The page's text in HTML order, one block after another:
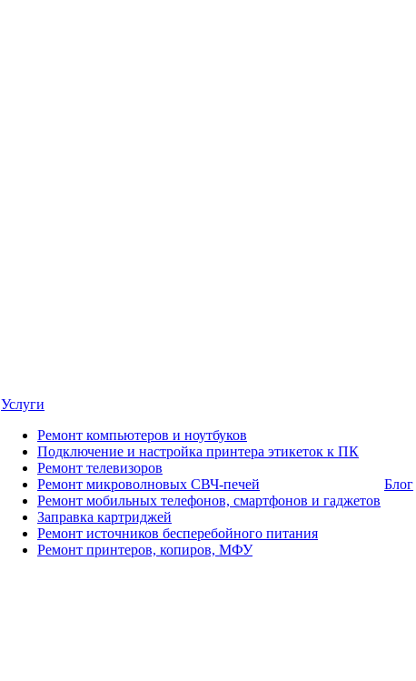
Услуги
Ремонт компьютеров и ноутбуков
Подключение и настройка принтера этикеток к ПК
Ремонт телевизоров
Ремонт микроволновых СВЧ-печей
Ремонт мобильных телефонов, смартфонов и гаджетов
Заправка картриджей
Ремонт источников бесперебойного питания
Ремонт принтеров, копиров, МФУ
Блог